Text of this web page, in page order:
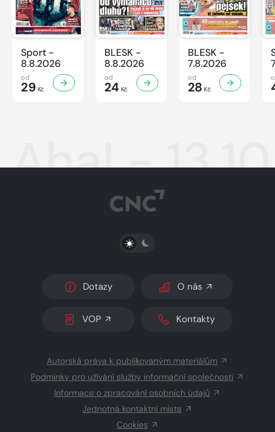
Sport -
8.8.2026
od
29 Kč
BLESK -
8.8.2026
od
24Kč
BLESK -
7.8.2026
od
28 Kč
Aha! -
PŘEPNOUT SVĚTLÝ/TMAVÝ REŽIM
Dotazy O nás
VOP Kontakty
Autorská práva k publikovaným materiálům
Podmínky pro užívání služby informační společnosti
Informace o zpracování osobních údajů
Jednotná kontaktní místa
Cookies